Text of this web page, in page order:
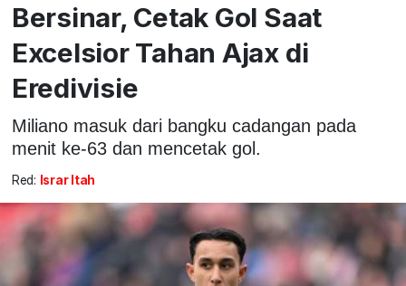
Bersinar, Cetak Gol Saat
Excelsior Tahan Ajax di
Eredivisie
Miliano masuk dari bangku cadangan pada
menit ke-63 dan mencetak gol.
Red: Israr Itah